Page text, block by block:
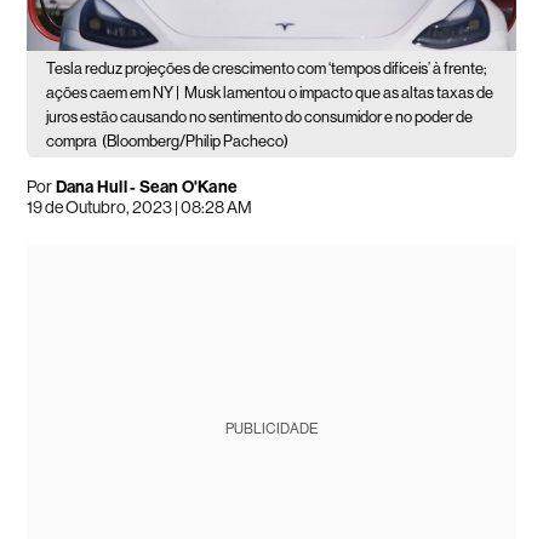
Tesla reduz projeções de crescimento com ‘tempos difíceis’ à frente;
ações caem em NY |
Musk lamentou o impacto que as altas taxas de
juros estão causando no sentimento do consumidor e no poder de
compra (Bloomberg/Philip Pacheco)
PorDana Hull - Sean O'Kane
19 de Outubro, 2023 | 08:28 AM
PUBLICIDADE